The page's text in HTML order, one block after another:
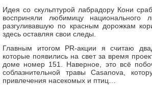
Идея со скульптурой лабрадору Кони
восприняли любимицу национального
разгуливавшую по красным дорожкам
здесь оставляя свои следы.
Главным итогом PR-акции я считаю
которые появились на свет за время
доме номер 151. Наверное, это всё
соблазнительной травы Casanova,
привлечения насекомых и птиц…